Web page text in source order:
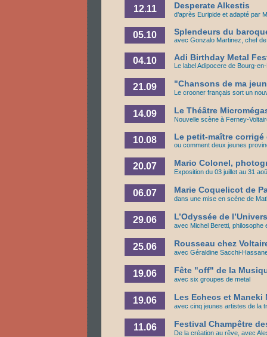
12.11 Desperate Alkestis
d’après Euripide et adapté par
05.10 Splendeurs du
avec Gonzalo Martinez, chef
04.10 Adi Birthday Metal
Le label Adipocere de Bourg-
21.09 "Chansons de ma
Le crooner français sort un
14.09 Le Théâtre
Nouvelle scène à Ferney-
10.08 Le petit-maître
ou comment deux jeunes
20.07 Mario Colonel,
Exposition du 03 juillet au 31
06.07 Marie Coquelicot de
dans une mise en scène de
29.06 L’Odyssée de
avec Michel Beretti, philosophe
25.06 Rousseau chez
avec Géraldine Sacchi-
19.06 Fête "off" de la
avec six groupes de metal
19.06 Les Echecs et Maneki
avec cinq jeunes artistes de la
11.06 Festival Champêtre
De la création au rêve, avec